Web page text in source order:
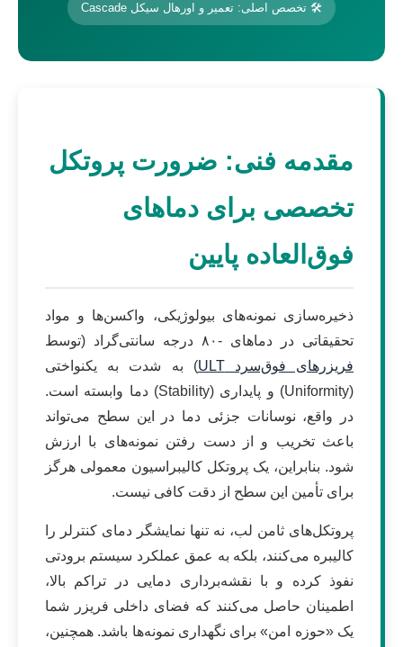
🛠 تخصص اصلی: تعمیر و اورهال سیکل Cascade
مقدمه فنی: ضرورت پروتکل
تخصصی برای دماهای
فوق‌العاده پایین
ذخیره‌سازی نمونه‌های بیولوژیکی، واکسن‌ها و مواد
تحقیقاتی در دماهای -۸۰ درجه سانتی‌گراد (توسط
فریزرهای فوق‌سرد ULT
) به شدت به یکنواختی
(Uniformity) و پایداری (Stability) دما وابسته است.
در واقع، نوسانات جزئی دما در این سطح می‌تواند
باعث تخریب و از دست رفتن نمونه‌های با ارزش
شود. بنابراین، یک پروتکل کالیبراسیون معمولی هرگز
برای تأمین این سطح از دقت کافی نیست.
پروتکل‌های ثامن لب، نه تنها نمایشگر دمای کنترلر را
کالیبره می‌کنند، بلکه به عمق عملکرد سیستم برودتی
نفوذ کرده و با نقشه‌برداری دمایی در تراکم بالا،
اطمینان حاصل می‌کنند که فضای داخلی فریزر شما
یک «حوزه امن» برای نگهداری نمونه‌ها باشد. همچنین،